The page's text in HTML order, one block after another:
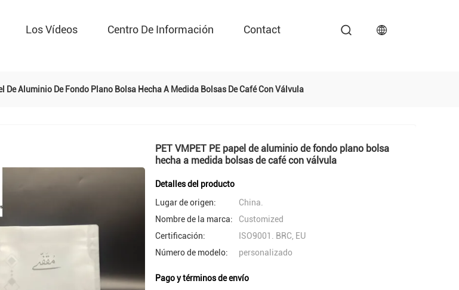
Los Vídeos Centro De Información Contact
De Aluminio De Fondo Plano Bolsa Hecha A Medida Bolsas De Café Con Válvula
PET VMPET PE papel de aluminio de fondo plano bolsa
hecha a medida bolsas de café con válvula
Detalles del producto
Lugar de origen:
China.
Nombre de la marca:
Customized
Certificación:
ISO9001. BRC, EU
Número de modelo:
personalizado
Pago y términos de envío